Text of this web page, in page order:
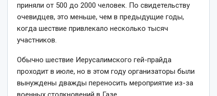
приняли от 500 до 2000 человек. По свидетельству
очевидцев, это меньше, чем в предыдущие годы,
когда шествие привлекало несколько тысяч
участников.
Обычно шествие Иерусалимского гей-прайда
проходит в июле, но в этом году организаторы были
вынуждены дважды переносить мероприятие из-за